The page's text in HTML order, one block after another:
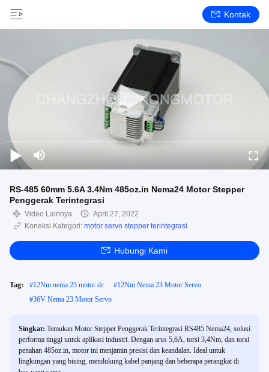
Kontak
RS-485 60mm 5.6A 3.4Nm 485oz.in Nema24 Motor Stepper
Penggerak Terintegrasi
Video Lainnya
April 27, 2022
Koneksi Kategori: motor servo stepper terintegrasi
Hubungi Kami
Tag: #12Nm nema 23 motor dc #12Nm Nema 23 Motor Servo
#36V Nema 23 Motor Servo
Singkat: Temukan Motor Stepper Penggerak Terintegrasi RS485 Nema24, solusi
performa tinggi untuk aplikasi industri. Dengan arus 5,6A, torsi 3,4Nm, dan torsi
penahan 485oz.in, motor ini menjamin presisi dan keandalan. Ideal untuk
lingkungan yang bising, mendukung kabel panjang dan beberapa perangkat di